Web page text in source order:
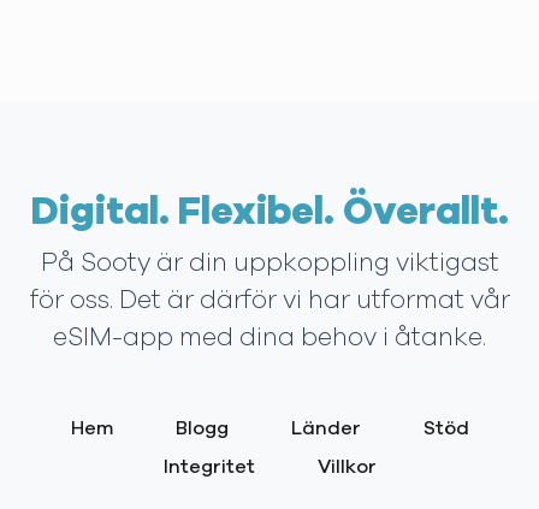
Digital. Flexibel. Överallt.
På Sooty är din uppkoppling viktigast
för oss. Det är därför vi har utformat vår
eSIM-app med dina behov i åtanke.
Hem Blogg Länder
Stöd
Integritet
Villkor